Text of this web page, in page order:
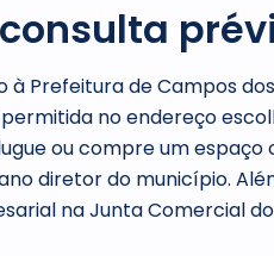
à Prefeitura de Campos dos
no endereço
ou compre um espaço
diretor do município.
na Junta Comercial do